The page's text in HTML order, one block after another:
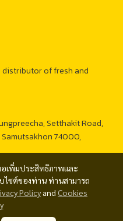
อเพิ่มประสิทธิภาพและ
ไซต์ของท่าน ท่านสามารถ
Policy and Cookies
distributor of fresh and
Setthakit Road,
74000,